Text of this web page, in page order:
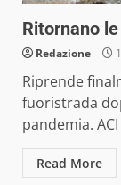
Ritornano
Redazione
Riprende
fuoristrada
pandemia.
Read More